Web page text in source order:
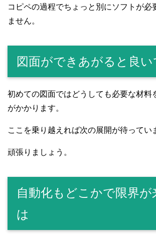
コピペの過程でちょっと別にソフトが必
ません。
図面ができあがると良い
初めての図面ではどうしても必要な材料
がかかります。
ここを乗り越えれば次の展開が待ってい
頑張りましょう。
自動化もどこかで限界
は